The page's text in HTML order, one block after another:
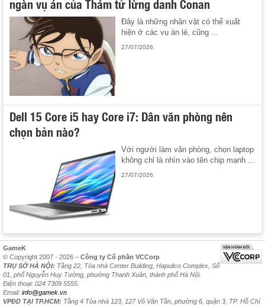
Đây là những nhân vật có thể xuất
hiện ở các vụ án lẻ, cũng ...
27/07/2026
Dell 15 Core i5 hay Core i7: Dân văn phòng nên
chọn bản nào?
Với người làm văn phòng, chọn laptop
không chỉ là nhìn vào tên chip mạnh ...
27/07/2026
GameK
© Copyright 2007 - 2026 – Công ty Cổ phần VCCorp
TRỤ SỞ HÀ NỘI: Tầng 22, Tòa nhà Center Building, Hapulico Complex, Số
01, phố Nguyễn Huy Tưởng, phường Thanh Xuân, thành phố Hà Nội.
Điện thoại: 024 7309 5555.
Email: info@gamek.vn
VPĐD TẠI TP.HCM: Tầng 4 Tòa nhà 123, 127 Võ Văn Tần, phường 6, quận 3, TP. Hồ Chí